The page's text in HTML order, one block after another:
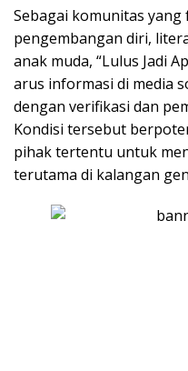
Sebagai komunitas yang
pengembangan diri,
anak muda, “Lulus Jadi
arus informasi di media
dengan verifikasi dan
Kondisi tersebut
pihak tertentu untuk
terutama di kalangan